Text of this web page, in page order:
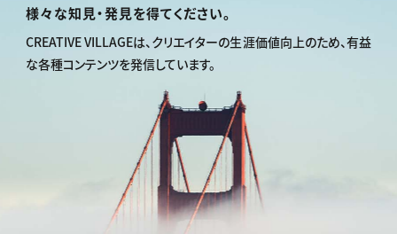
様々な知見・発見を得てください。
CREATIVE VILLAGEは、クリエイターの生涯価値向上のため、有益
な各種コンテンツを発信しています。